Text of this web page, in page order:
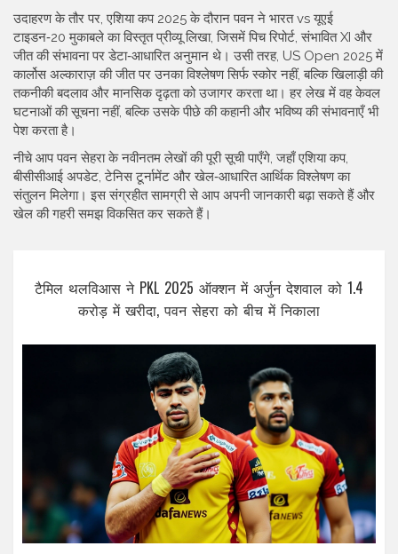
उदाहरण के तौर पर, एशिया कप 2025 के दौरान पवन ने भारत vs यूएई
टाइडन‑20 मुकाबले का विस्तृत प्रीव्यू लिखा, जिसमें पिच रिपोर्ट, संभावित XI और
जीत की संभावना पर डेटा‑आधारित अनुमान थे। उसी तरह, US Open 2025 में
कार्लोस अल्काराज़ की जीत पर उनका विश्लेषण सिर्फ स्कोर नहीं, बल्कि खिलाड़ी की
तकनीकी बदलाव और मानसिक दृढ़ता को उजागर करता था। हर लेख में वह केवल
घटनाओं की सूचना नहीं, बल्कि उसके पीछे की कहानी और भविष्य की संभावनाएँ भी
पेश करता है।
नीचे आप पवन सेहरा के नवीनतम लेखों की पूरी सूची पाएँगे, जहाँ एशिया कप,
बीसीसीआई अपडेट, टेनिस टूर्नामेंट और खेल‑आधारित आर्थिक विश्लेषण का
संतुलन मिलेगा। इस संग्रहीत सामग्री से आप अपनी जानकारी बढ़ा सकते हैं और
खेल की गहरी समझ विकसित कर सकते हैं।
टैमिल थलविआस ने PKL 2025 ऑक्शन में अर्जुन देशवाल को 1.4
करोड़ में खरीदा, पवन सेहरा को बीच में निकाला